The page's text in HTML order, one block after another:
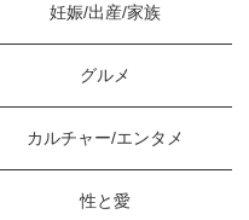
妊娠/出産/家族
グルメ
カルチャー/エンタメ
性と愛